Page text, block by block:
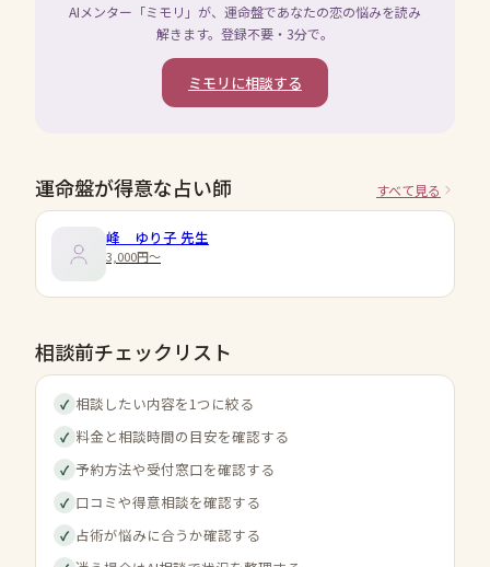
AIメンター「ミモリ」が、運命盤であなたの恋の悩みを読み
解きます。登録不要・3分で。
ミモリに相談する
運命盤が得意な占い師 すべて見る
峰 ゆり子 先生
3,000円〜
相談前チェックリスト
✓ 相談したい内容を1つに絞る
✓ 料金と相談時間の目安を確認する
✓ 予約方法や受付窓口を確認する
✓ 口コミや得意相談を確認する
✓ 占術が悩みに合うか確認する